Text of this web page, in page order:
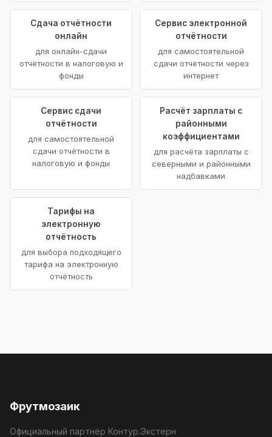
Сдача отчётности
онлайн
для онлайн-сдачи
отчётности в налоговую и
фонды
Сервис электронной
отчётности
для самостоятельной
сдачи отчётности через
интернет
Сервис сдачи
отчётности
для самостоятельной
сдачи отчётности в
налоговую и фонды
Расчёт зарплаты с
районными
коэффициентами
для расчёта зарплаты с
северными и районными
надбавками
Тарифы на
электронную
отчётность
для выбора подходящего
тарифа на электронную
отчётность
Фрутмозаик
Официальный партнёр Контур.Экстерн